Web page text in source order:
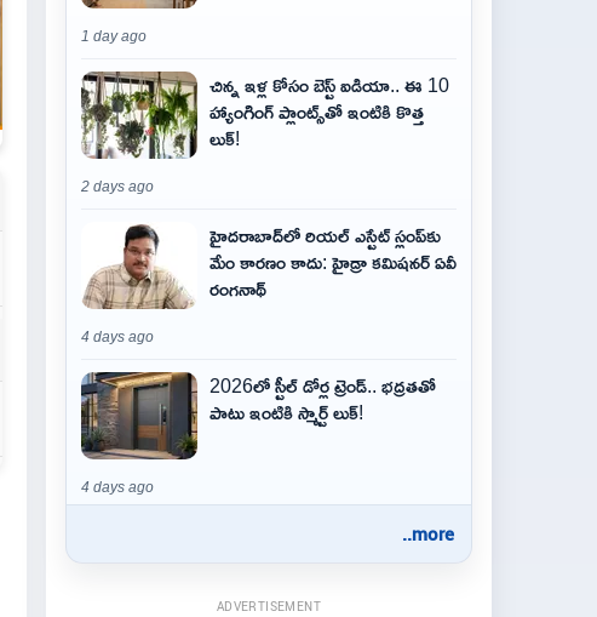
1 day ago
చిన్న ఇళ్ల కోసం బెస్ట్ ఐడియా.. ఈ 10
హ్యాంగింగ్ ప్లాంట్స్‌తో ఇంటికి కొత్త
లుక్!
2 days ago
హైదరాబాద్‌లో రియల్ ఎస్టేట్ స్లంప్‌కు
మేం కారణం కాదు: హైడ్రా కమిషనర్ ఏవీ
రంగనాథ్
4 days ago
2026లో స్టీల్ డోర్ల ట్రెండ్.. భద్రతతో
పాటు ఇంటికి స్మార్ట్ లుక్!
4 days ago
..more
ADVERTISEMENT